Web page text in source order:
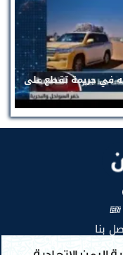
في جريمة تقطع على
EN
بنا